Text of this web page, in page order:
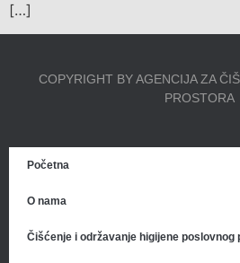
[…]
COPYRIGHT BY AGENCIJA ZA
PROSTORA
Početna
O nama
Čišćenje i održavanje higijene poslovnog